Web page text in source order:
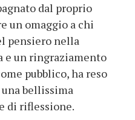
dal proprio
un omaggio a chi
pensiero nella
e un ringraziamento
pubblico, ha reso
bellissima
di riflessione.